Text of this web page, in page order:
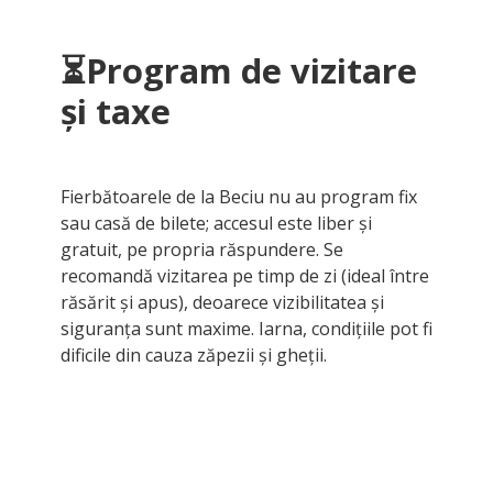
⏳Program de vizitare
și taxe
Fierbătoarele de la Beciu nu au program fix
sau casă de bilete; accesul este liber și
gratuit, pe propria răspundere. Se
recomandă vizitarea pe timp de zi (ideal între
răsărit și apus), deoarece vizibilitatea și
siguranța sunt maxime. Iarna, condițiile pot fi
dificile din cauza zăpezii și gheții.